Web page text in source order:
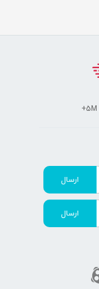
ارسال
ارسال